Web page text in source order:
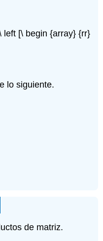
left [\ begin {array} {rr}
lo siguiente.
de matriz.